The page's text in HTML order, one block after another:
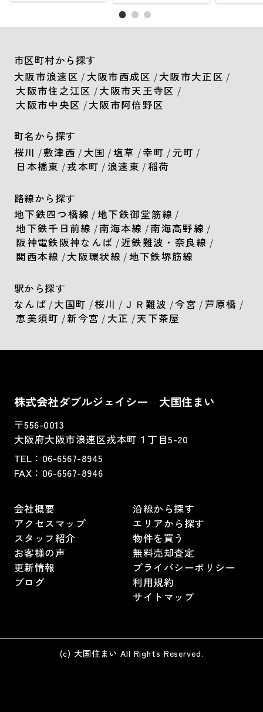
市区町村から探す
大阪市浪速区 / 大阪市西成区 /大阪市大正区 /
大阪市住之江区 /大阪市天王寺区 /
大阪市中央区 /大阪市阿倍野区
町名から探す
桜川 /敷津西 / 大国 /塩草 /幸町 / 元町 /
日本橋東 /戎本町 / 浪速東 /稲荷
路線から探す
地下鉄四つ橋線 /地下鉄御堂筋線 /
地下鉄千日前線 /南海本線 /南海高野線 /
阪神電鉄阪神なんば /近鉄難波・奈良線 /
関西本線 /大阪環状線 /地下鉄堺筋線
駅から探す
なんば /大国町 /桜川 / ＪＲ難波 /今宮 / 芦原橋 /
恵美須町 /新今宮 / 大正 /天下茶屋
株式会社ダブルジェイシー 大国住まい
〒556-0013
大阪府大阪市浪速区戎本町１丁目5-20
TEL： 06-6567-8945
FAX：06-6567-8946
会社概要
アクセスマップ
スタッフ紹介
お客様の声
更新情報
ブログ
沿線から探す
エリアから探す
物件を買う
無料売却査定
プライバシーポリシー
利用規約
サイトマップ
(c) 大国住まい All Rights Reserved.